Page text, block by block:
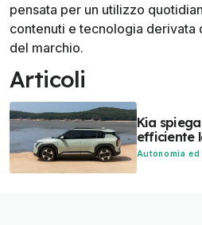
pensata per un utilizzo
contenuti e tecnologia derivata
del marchio.
Articoli
Kia
efficiente
Autonomia